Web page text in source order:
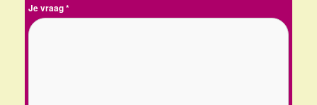
Je vraag*